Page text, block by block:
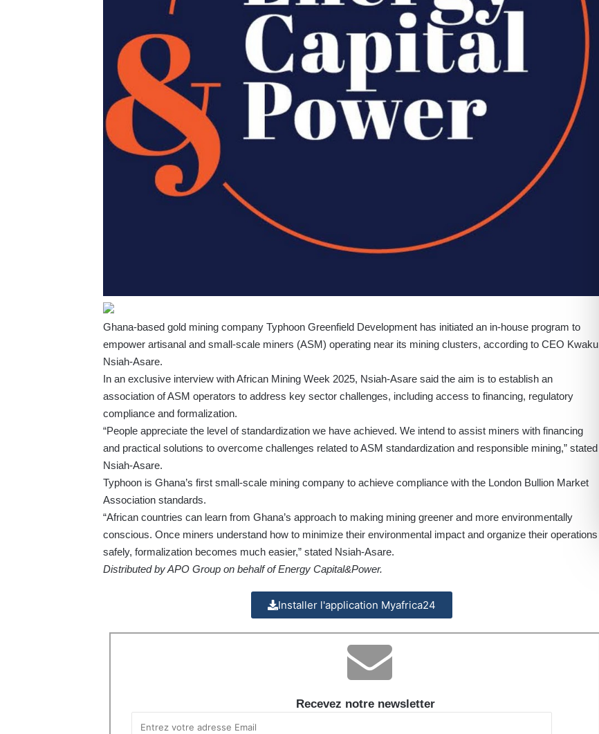
Ghana-based gold mining company Typhoon Greenfield Development has initiated an in-house program to
empower artisanal and small-scale miners (ASM) operating near its mining clusters, according to CEO Kwaku
Nsiah-Asare.
In an exclusive interview with African Mining Week 2025, Nsiah-Asare said the aim is to establish an
association of ASM operators to address key sector challenges, including access to financing, regulatory
compliance and formalization.
“People appreciate the level of standardization we have achieved. We intend to assist miners with financing
and practical solutions to overcome challenges related to ASM standardization and responsible mining,” stated
Nsiah-Asare.
Typhoon is Ghana’s first small-scale mining company to achieve compliance with the London Bullion Market
Association standards.
“African countries can learn from Ghana’s approach to making mining greener and more environmentally
conscious. Once miners understand how to minimize their environmental impact and organize their operations
safely, formalization becomes much easier,” stated Nsiah-Asare.
Distributed by APO Group on behalf of Energy Capital&Power.
Installer l'application Myafrica24
Recevez notre newsletter